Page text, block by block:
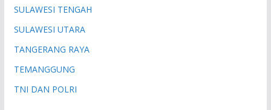
SULAWESI TENGAH
SULAWESI UTARA
TANGERANG RAYA
TEMANGGUNG
TNI DAN POLRI